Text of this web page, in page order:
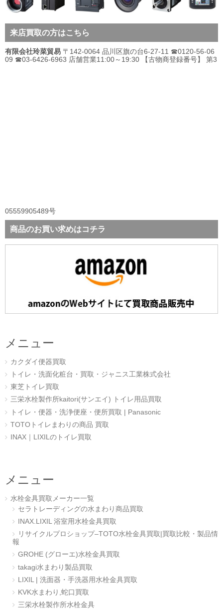
来店買取の方はこちら
有限会社玲菜貿易 〒142-0064 品川区旗の台6-27-11 ☎0120-56-06
09 ☎03-6426-6963 店舗営業11:00～19:30 【古物商登録番号】 第3
05559905489号
商品のお買い求めはコチラ
メニュー
カクダイ便器買取
トイレ・洗面化粧台・買取・ジャニス工業株式会社
東芝トイレ買取
三栄水栓製作所kaitori(サンエイ) トイレ用品買取
トイレ・便器・洗浄便座・便所買取 | Panasonic
TOTOトイレまわりの商品 買取
INAX｜LIXILのトイレ買取
メニュー
水栓金具買取メーカー一覧
セラトレーディングの水まわり商品買取
INAX.LIXIL 浴室用水栓金具買取
リサイクルプロショップ–TOTO水栓金具買取|買取比較・製品情
報
GROHE (グローエ)水栓金具買取
takagi水まわり製品買取
LIXIL | 洗面器・手洗器用水栓金具買取
KVK水まわり,蛇口買取
三栄水栓製作所水栓金具